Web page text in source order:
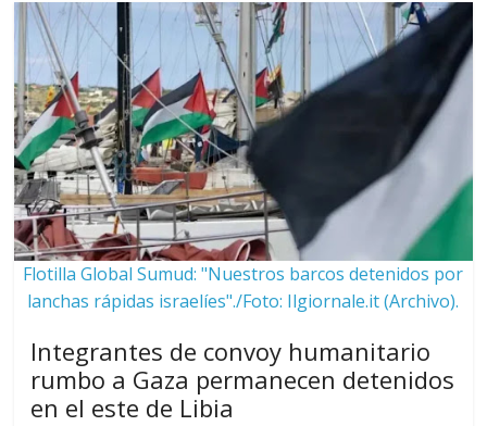
Flotilla Global Sumud: "Nuestros barcos detenidos por
lanchas rápidas israelíes"./Foto: Ilgiornale.it (Archivo).
Integrantes de convoy humanitario
rumbo a Gaza permanecen detenidos
en el este de Libia